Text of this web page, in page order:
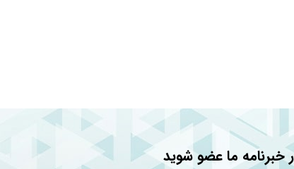
خبرنامه ما عضو شوید